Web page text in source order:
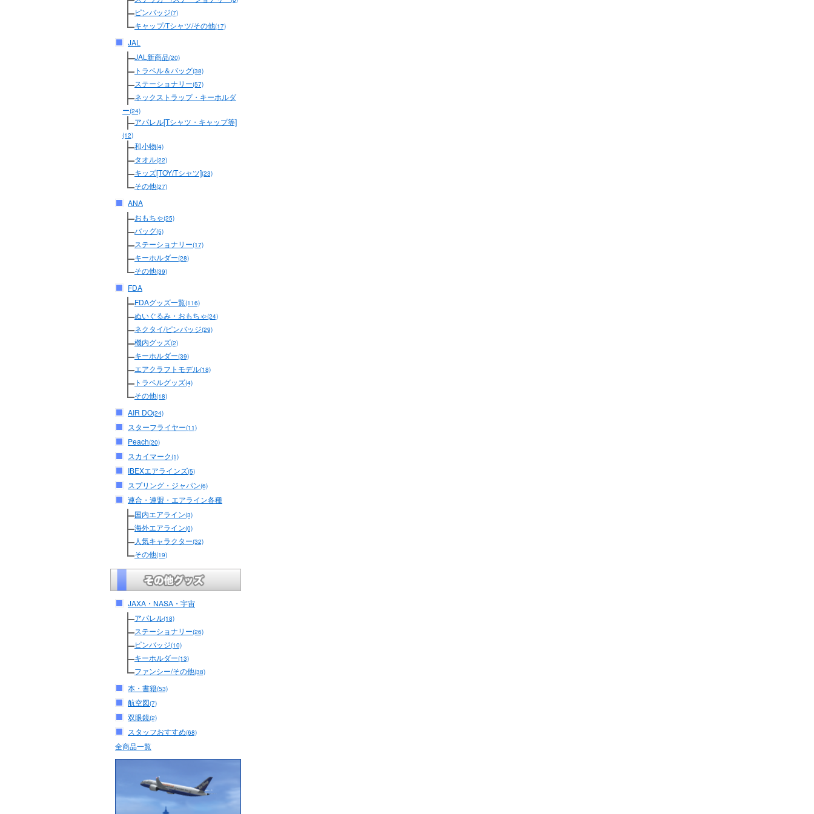
ピンバッジ(7)
キャップ/Tシャツ/その他(17)
JAL
JAL新商品(20)
トラベル＆バッグ(38)
ステーショナリー(57)
ネックストラップ・キーホルダ
ー(24)
アパレル[Tシャツ・キャップ等]
(12)
和小物(4)
タオル(22)
キッズ[TOY/Tシャツ](23)
その他(27)
ANA
おもちゃ(25)
バッグ(5)
ステーショナリー(17)
キーホルダー(28)
その他(39)
FDA
FDAグッズ一覧(116)
ぬいぐるみ・おもちゃ(24)
ネクタイ/ピンバッジ(29)
機内グッズ(2)
キーホルダー(39)
エアクラフトモデル(18)
トラベルグッズ(4)
その他(18)
AIR DO(24)
スターフライヤー(11)
Peach(20)
スカイマーク(1)
IBEXエアラインズ(5)
スプリング・ジャパン(6)
連合・連盟・エアライン各種
国内エアライン(3)
海外エアライン(0)
人気キャラクター(32)
その他(19)
JAXA・NASA・宇宙
アパレル(18)
ステーショナリー(26)
ピンバッジ(10)
キーホルダー(13)
ファンシー/その他(38)
本・書籍(53)
航空図(7)
双眼鏡(2)
スタッフおすすめ(68)
全商品一覧